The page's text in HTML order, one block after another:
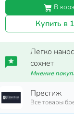
В
Купить в
Легко
сохнет
Мнение
Престиж
Все товары